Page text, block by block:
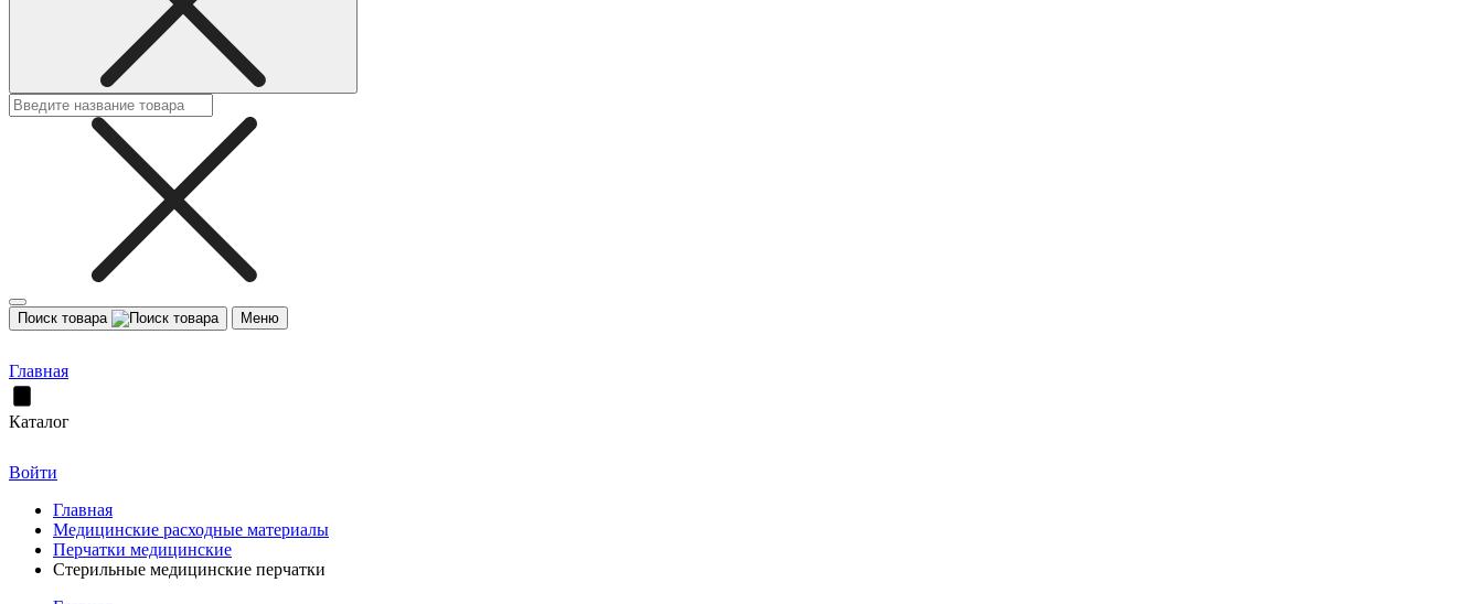
Поиск товара Меню
Главная
Каталог
Войти
Главная
Медицинские расходные материалы
Перчатки медицинские
Стерильные медицинские перчатки